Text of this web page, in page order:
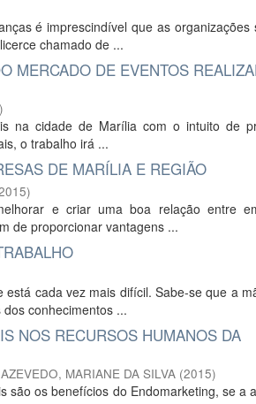
é imprescindível que as organizações
chamado de ...
MERCADO DE EVENTOS
)
na cidade de Marília com o intuito de
o trabalho irá ...
DE MARÍLIA E REGIÃO
)
e criar uma boa relação entre
de proporcionar vantagens ...
cada vez mais difícil. Sabe-se que a
conhecimentos ...
NOS RECURSOS HUMANOS DA
AZEVEDO, MARIANE DA SILVA (2015)
são os benefícios do Endomarketing, se a